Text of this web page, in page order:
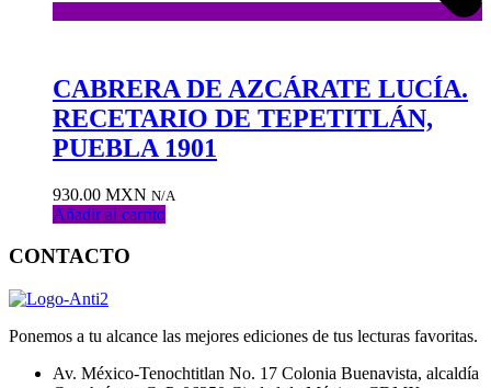
la
lista
de
CABRERA DE AZCÁRATE LUCÍA.
RECETARIO DE TEPETITLÁN,
PUEBLA 1901
930.00 MXN N/A
Añadir al carrito
CONTACTO
Ponemos a tu alcance las mejores ediciones de tus lecturas favoritas.
Av. México-Tenochtitlan No. 17 Colonia Buenavista, alcaldía